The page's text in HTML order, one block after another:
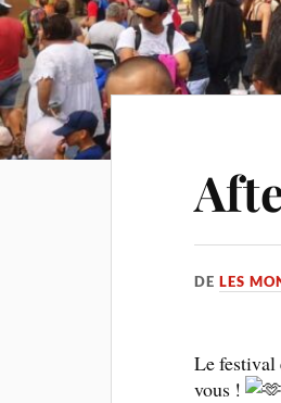
DELES
Le festival
vous !